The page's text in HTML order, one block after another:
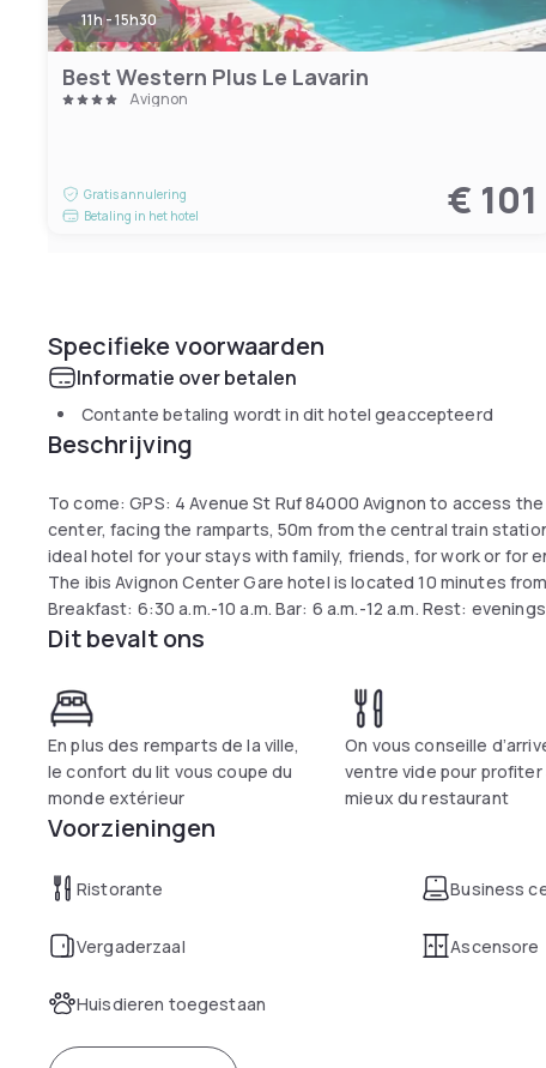
11h - 15h30
Best Western Plus Le Lavarin
Avignon
Gratis annulering
Betaling in het hotel
€ 101
Specifieke voorwaarden
Informatie over betalen
Contante betaling wordt in dit hotel geaccepteerd
Beschrijving
To come: GPS: 4 Avenue St Ruf 84000 Avignon to access
center, facing the ramparts, 50m from the central train
ideal hotel for your stays with family, friends, for work or for
The ibis Avignon Center Gare hotel is located 10 minutes
Breakfast: 6:30 a.m.-10 a.m. Bar: 6 a.m.-12 a.m. Rest:
Dit bevalt ons
En plus des remparts de la ville,
le confort du lit vous coupe du
monde extérieur
On vous conseille
ventre vide pour profiter
mieux du restaurant
Voorzieningen
Ristorante Business
Vergaderzaal Ascensore
Huisdieren toegestaan